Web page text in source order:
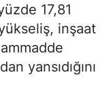
17,81
inşaat
yansıdığını